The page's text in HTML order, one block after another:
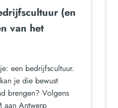
(en
van het
een bedrijfscultuur.
je die bewust
brengen? Volgens
aan Antwerp